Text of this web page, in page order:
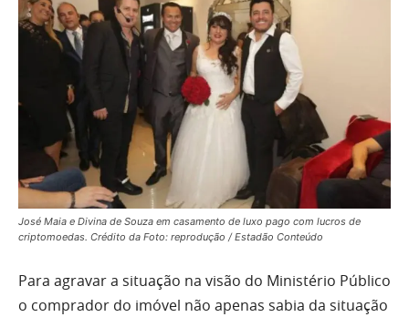
José Maia e Divina de Souza em casamento de luxo pago com lucros de
criptomoedas. Crédito da Foto: reprodução / Estadão Conteúdo
Para agravar a situação na visão do Ministério Público
o comprador do imóvel não apenas sabia da situação